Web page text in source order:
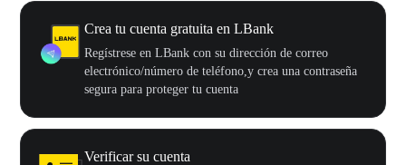
Crea tu cuenta gratuita en LBank
Regístrese en LBank con su dirección de correo
electrónico/número de teléfono,y crea una contraseña
segura para proteger tu cuenta
Verificar su cuenta